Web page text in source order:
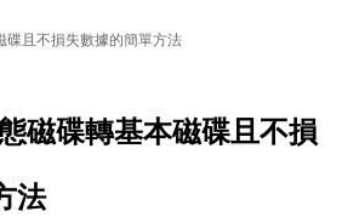
碟且不損失數據的簡單方法
磁碟轉基本磁碟且不損
法